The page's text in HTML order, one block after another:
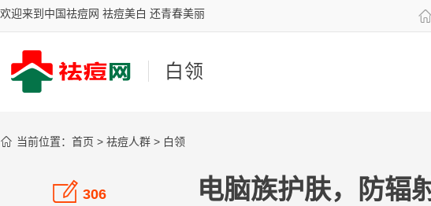
欢迎来到中国祛痘网 祛痘美白 还青春美丽
白领
 当前位置： 首页 > 祛痘人群 > 白领
 306 电脑族护肤，防辐